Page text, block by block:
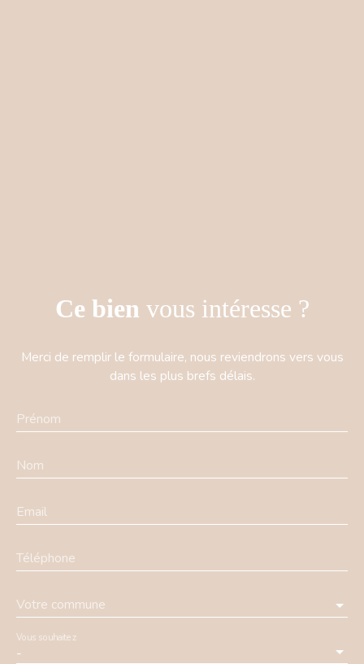
Ce bien vous intéresse ?
Merci de remplir le formulaire, nous reviendrons vers vous
dans les plus brefs délais.
Prénom
Nom
Email
Téléphone
Votre commune
-
Vous souhaitez